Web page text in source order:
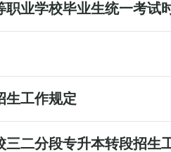
职业学校毕业生统一考试
生工作规定
二分段专升本转段招生